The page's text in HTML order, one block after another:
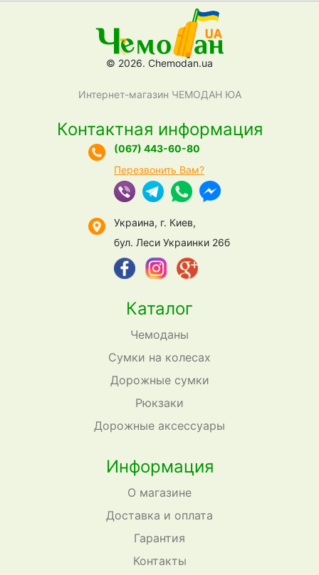
© 2026. Chemodan.ua
Интернет-магазин ЧЕМОДАН ЮА
Каталог
Чемоданы
Сумки на колесах
Дорожные сумки
Рюкзаки
Дорожные аксессуары
Информация
О магазине
Доставка и оплата
Гарантия
Контакты
Контактная информация
(067) 443-60-80
Перезвонить Вам?
Украина, г. Киев,
бул. Леси Украинки 26б